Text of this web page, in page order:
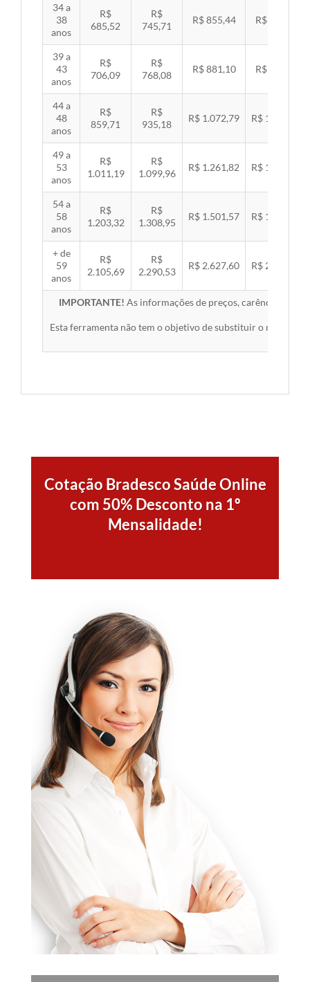
34 a
38
anos
R$
685,52
R$
745,71
R$ 855,44 R$ 881,54
39 a
43
anos
R$
706,09
R$
768,08
R$ 881,10 R$ 907,99
44 a
48
anos
R$
859,71
R$
935,18
R$ 1.072,79 R$ 1.105,53
49 a
53
anos
R$
1.011,19
R$
1.099,96
R$ 1.261,82 R$ 1.300,32
54 a
58
anos
R$
1.203,32
R$
1.308,95
R$ 1.501,57 R$ 1.547,38
+ de
59
anos
R$
2.105,69
R$
2.290,53
R$ 2.627,60 R$ 2.707,76
IMPORTANTE! As informações de preços, carências,
Esta ferramenta não tem o objetivo de substituir o material
Cotação Bradesco Saúde Online
com 50% Desconto na 1º
Mensalidade!